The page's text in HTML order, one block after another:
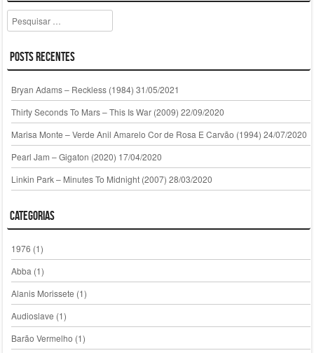
Pesquisar
Posts Recentes
Bryan Adams – Reckless (1984) 31/05/2021
Thirty Seconds To Mars – This Is War (2009) 22/09/2020
Marisa Monte – Verde Anil Amarelo Cor de Rosa E Carvão (1994) 24/07/2020
Pearl Jam – Gigaton (2020) 17/04/2020
Linkin Park – Minutes To Midnight (2007) 28/03/2020
Categorias
1976 (1)
Abba (1)
Alanis Morissete (1)
Audioslave (1)
Barão Vermelho (1)